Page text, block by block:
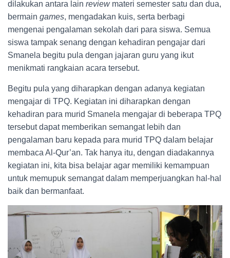
dilakukan antara lain reviewmateri semester satu dan dua,
bermain games, mengadakan kuis, serta berbagi
mengenai pengalaman sekolah dari para siswa. Semua
siswa tampak senang dengan kehadiran pengajar dari
Smanela begitu pula dengan jajaran guru yang ikut
menikmati rangkaian acara tersebut.
Begitu pula yang diharapkan dengan adanya kegiatan
mengajar di TPQ. Kegiatan ini diharapkan dengan
kehadiran para murid Smanela mengajar di beberapa TPQ
tersebut dapat memberikan semangat lebih dan
pengalaman baru kepada para murid TPQ dalam belajar
membaca Al-Qur’an. Tak hanya itu, dengan diadakannya
kegiatan ini, kita bisa belajar agar memiliki kemampuan
untuk memupuk semangat dalam memperjuangkan hal-hal
baik dan bermanfaat.